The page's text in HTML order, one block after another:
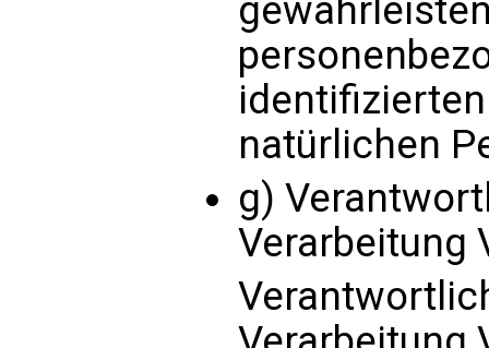
natürlichen
g)
Verarbeitung